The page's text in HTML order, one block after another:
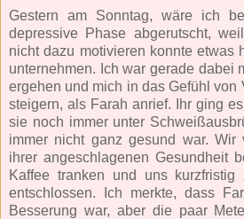
Gestern am Sonntag, wäre ich
depressive Phase abgerutscht,
nicht dazu motivieren konnte etwas
unternehmen. Ich war gerade dabei
ergehen und mich in das Gefühl von
steigern, als Farah anrief. Ihr ging
sie noch immer unter
immer nicht ganz gesund war. Wir
ihrer angeschlagenen Gesundheit
Kaffee tranken und uns kurzfristig
entschlossen. Ich merkte, dass
Besserung war, aber die paar